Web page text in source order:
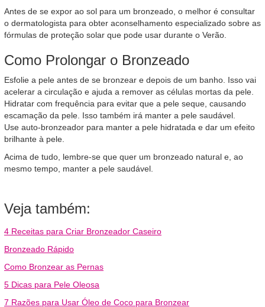
Antes de se expor ao sol para um bronzeado, o melhor é consultar
o dermatologista para obter aconselhamento especializado sobre as
fórmulas de proteção solar que pode usar durante o Verão.
Como Prolongar o Bronzeado
Esfolie a pele antes de se bronzear e depois de um banho. Isso vai
acelerar a circulação e ajuda a remover as células mortas da pele.
Hidratar com frequência para evitar que a pele seque, causando
escamação da pele. Isso também irá manter a pele saudável.
Use auto-bronzeador para manter a pele hidratada e dar um efeito
brilhante à pele.
Acima de tudo, lembre-se que quer um bronzeado natural e, ao
mesmo tempo, manter a pele saudável.
Veja também:
4 Receitas para Criar Bronzeador Caseiro
Bronzeado Rápido
Como Bronzear as Pernas
5 Dicas para Pele Oleosa
7 Razões para Usar Óleo de Coco para Bronzear